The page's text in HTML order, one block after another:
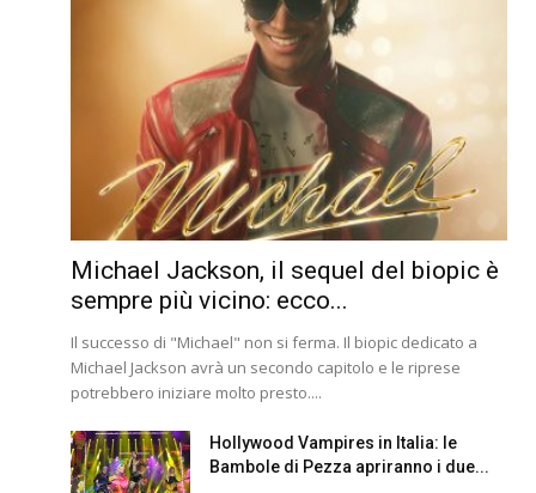
Michael Jackson, il sequel del biopic è
sempre più vicino: ecco...
Il successo di "Michael" non si ferma. Il biopic dedicato a
Michael Jackson avrà un secondo capitolo e le riprese
potrebbero iniziare molto presto....
Hollywood Vampires in Italia: le
Bambole di Pezza apriranno i due...